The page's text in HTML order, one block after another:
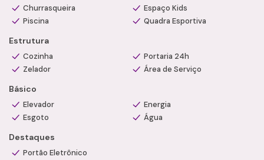
Espaço kids
Churrasqueira
Quadra esportiva
Zelador
Área de lazer completa
Valor de Venda: R$ 560.000,00
Condomínio: R$ 675,00
Aceita financiamento bancário
Agende uma visita com um de nossos consultores
especializados e conheça esta excelente oportunidade com
Churrasqueira
Espaço Kids
Piscina
Quadra Esportiva
Estrutura
Cozinha
Portaria 24h
Zelador
Área de Serviço
Básico
Elevador
Energia
Esgoto
Água
Destaques
Portão Eletrônico